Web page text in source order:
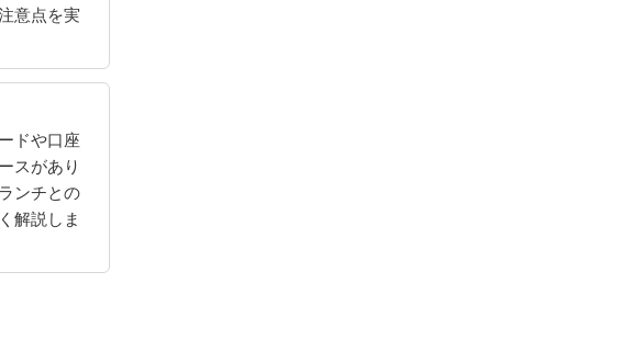
意点を実
ドや口座
スがあり
ンチとの
解説しま